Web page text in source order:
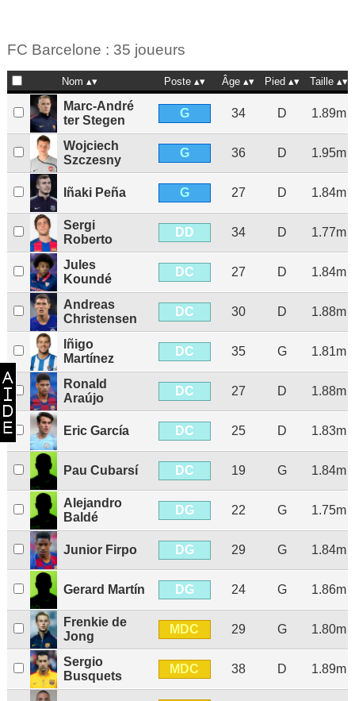
FC Barcelone : 35 joueurs
Nom Poste Âge Pied Taille
Marc-André
ter Stegen
G 34 D 1.89m
Wojciech
Szczesny
G 36 D 1.95m
Iñaki Peña G 27 D 1.84m
Sergi
Roberto
DD 34 D 1.77m
Jules
Koundé
DC 27 D 1.84m
Andreas
Christensen
DC 30 D 1.88m
Iñigo
Martínez
DC 35 G 1.81m
Ronald
Araújo
DC 27 D 1.88m
Eric García DC 25 D 1.83m
Pau Cubarsí DC 19 G 1.84m
Alejandro
Baldé
DG 22 G 1.75m
Junior Firpo DG 29 G 1.84m
Gerard Martín DG 24 G 1.86m
Frenkie de
Jong
MDC 29 G 1.80m
Sergio
Busquets
MDC 38 D 1.89m